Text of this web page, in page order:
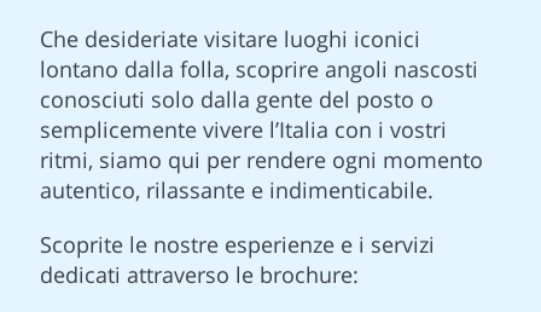
Che desideriate visitare luoghi iconici
lontano dalla folla, scoprire angoli nascosti
conosciuti solo dalla gente del posto o
semplicemente vivere l’Italia con i vostri
ritmi, siamo qui per rendere ogni momento
autentico, rilassante e indimenticabile.
Scoprite le nostre esperienze e i servizi
dedicati attraverso le brochure: